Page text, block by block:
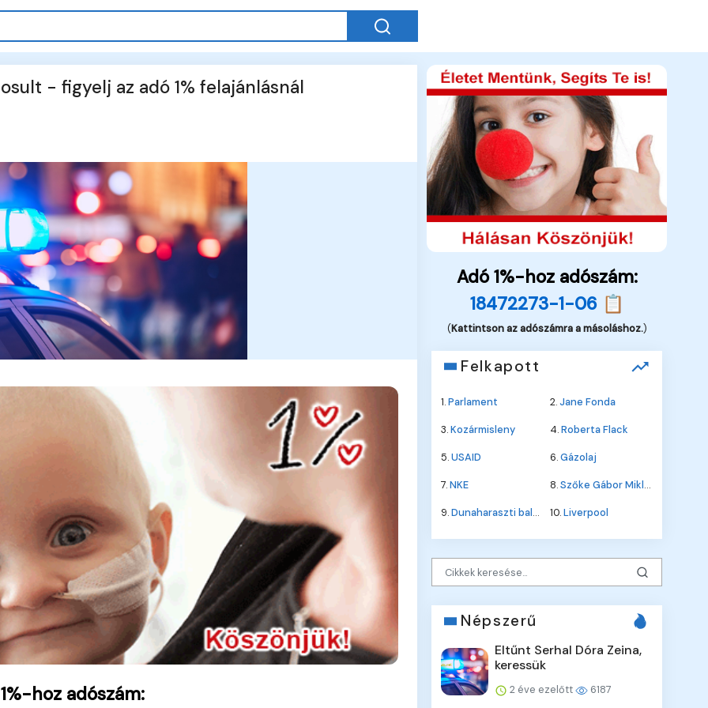
- figyelj az adó 1% felajánlásnál
hoz adószám:
Adó 1%-hoz adószám:
18472273-1-06 📋
(Kattintson az adószámra a másoláshoz.)
Felkapott
1.Parlament 2.Jane Fonda
3.Kozármisleny 4.Roberta Flack
5.USAID 6.Gázolaj
7.NKE 8.Szőke Gábor Miklós
9.Dunaharaszti baleset 10.Liverpool
Népszerű
Eltűnt Serhal Dóra Zeina,
keressük
2 éve ezelőtt 6187